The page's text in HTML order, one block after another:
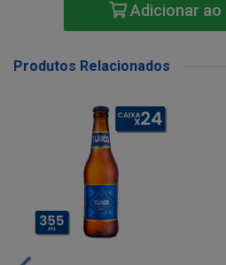
Adicionar ao
Produtos Relacionados